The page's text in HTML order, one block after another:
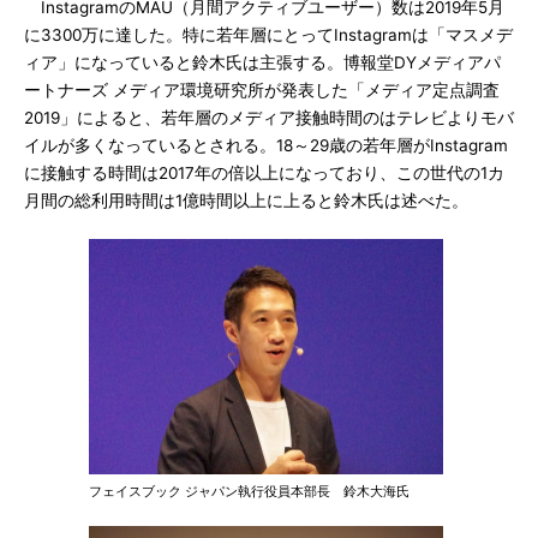
InstagramのMAU（月間アクティブユーザー）数は2019年5月
に3300万に達した。特に若年層にとってInstagramは「マスメデ
ィア」になっていると鈴木氏は主張する。博報堂DYメディアパ
ートナーズ メディア環境研究所が発表した「メディア定点調査
2019」によると、若年層のメディア接触時間のはテレビよりモバ
イルが多くなっているとされる。18～29歳の若年層がInstagram
に接触する時間は2017年の倍以上になっており、この世代の1カ
月間の総利用時間は1億時間以上に上ると鈴木氏は述べた。
フェイスブック ジャパン執行役員本部長 鈴木大海氏